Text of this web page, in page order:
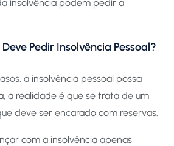
insolvência podem pedir a
Pedir Insolvência Pessoal?
a insolvência pessoal possa
a realidade é que se trata de um
deve ser encarado com reservas.
com a insolvência apenas